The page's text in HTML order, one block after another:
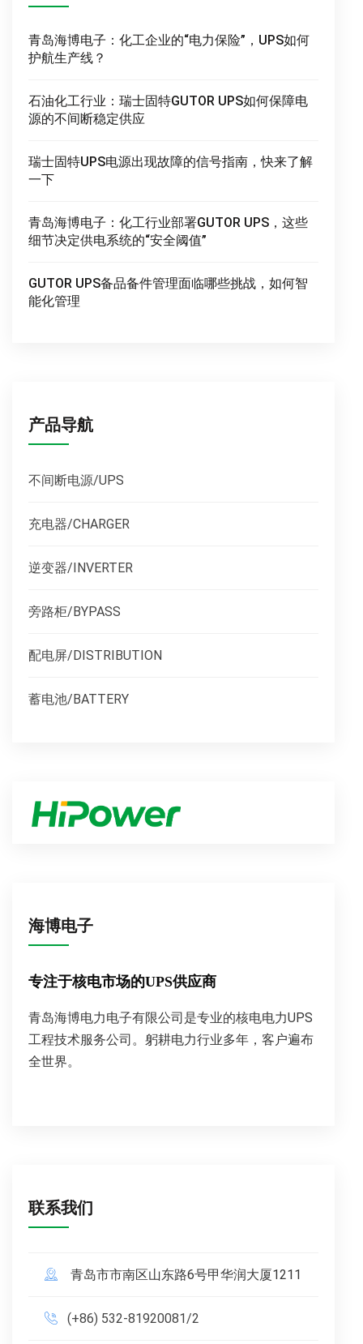
青岛海博电子：化工企业的“电力保险”，UPS如何
护航生产线？
石油化工行业：瑞士固特GUTOR UPS如何保障电
源的不间断稳定供应
瑞士固特UPS电源出现故障的信号指南，快来了解
一下
青岛海博电子：化工行业部署GUTOR UPS，这些
细节决定供电系统的“安全阈值”
GUTOR UPS备品备件管理面临哪些挑战，如何智
能化管理
产品导航
不间断电源/UPS
充电器/CHARGER
逆变器/INVERTER
旁路柜/BYPASS
配电屏/DISTRIBUTION
蓄电池/BATTERY
海博电子
专注于核电市场的UPS供应商
青岛海博电力电子有限公司是专业的核电电力UPS
工程技术服务公司。躬耕电力行业多年，客户遍布
全世界。
联系我们
青岛市市南区山东路6号甲华润大厦1211
(+86) 532-81920081/2